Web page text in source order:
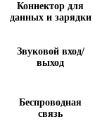
Коннектор для
данных и зарядки
Звуковой вход/
выход
Беспроводная
связь